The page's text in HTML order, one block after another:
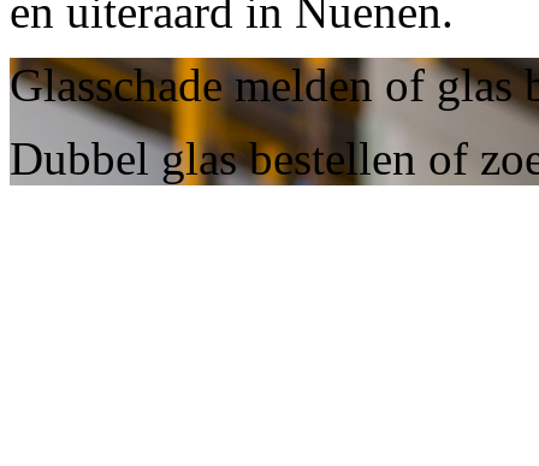
en uiteraard in Nuenen.
Glasschade melden of glas
Dubbel glas bestellen of